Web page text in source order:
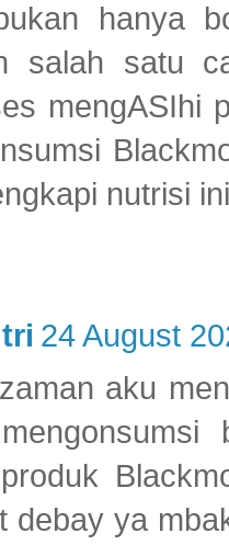
hanya
salah satu
mengASIhi
nutrisi
24 August
aku
debay ya